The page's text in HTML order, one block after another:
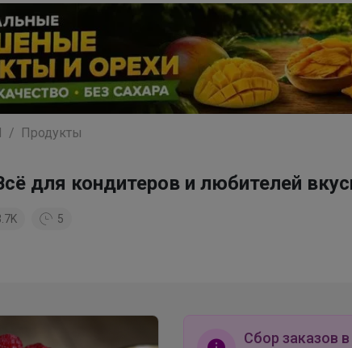
Продукты
для кондитеров и любителей
5
Сбор заказов